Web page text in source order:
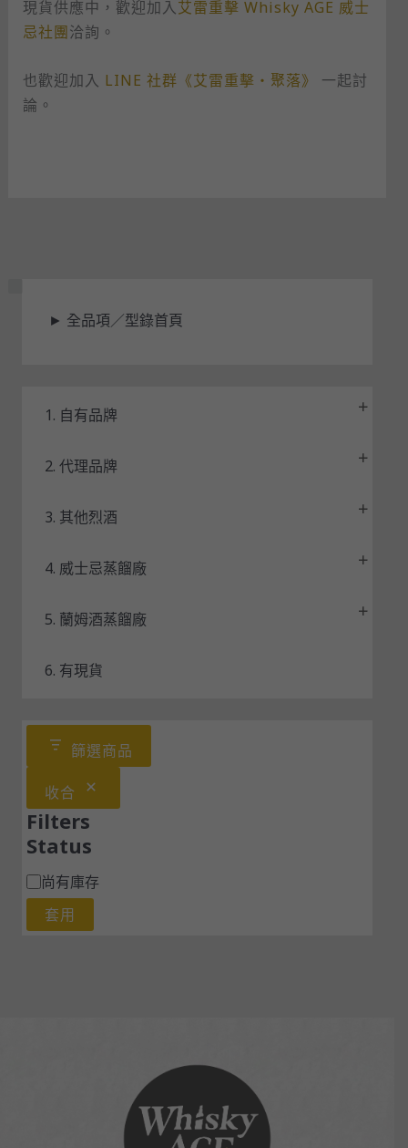
現貨供應中，歡迎加入艾雷重擊 Whisky AGE 威士
忌社團洽詢。
也歡迎加入 LINE 社群《艾雷重擊・聚落》
一起討
論。
► 全品項／型錄首頁
1. 自有品牌
2. 代理品牌
3. 其他烈酒
4. 威士忌蒸餾廠
5. 蘭姆酒蒸餾廠
6. 有現貨
篩選商品
收合
Filters
Status
尚有庫存
套用